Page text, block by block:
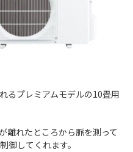
るプレミアムモデルの10畳用
離れたところから脈を測って
御してくれます。